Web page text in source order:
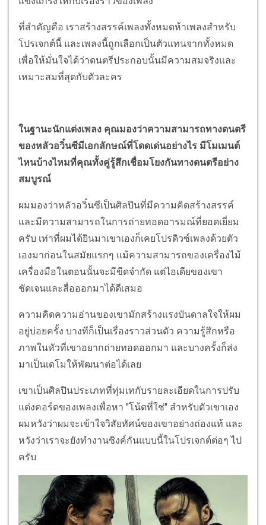
ที่สำคัญคือ เราสร้างสรรค์เพลงทั้งหมดห้าเพลงสำหรับ
โปรเจกต์นี้ และเพลงนี้ถูกเลือกเป็นตัวแทนจากทั้งหมด
เพื่อให้มั่นใจได้ว่าดนตรีประกอบนั้นมีความสมจริงและ
เหมาะสมที่สุดกับตัวละคร
ในฐานะนักแต่งเพลง คุณมองว่าความสามารถทางดนตรี
ของหลัวอวิ๋นซีมีเอกลักษณ์ที่โดดเด่นอย่างไร มีโมเมนต์
ไหนบ้างไหมที่คุณทั้งคู่รู้สึกเชื่อมโยงกันทางดนตรีอย่าง
สมบูรณ์
ผมมองว่าหลัวอวิ๋นซีเป็นศิลปินที่มีความคิดสร้างสรรค์
และมีความสามารถในการถ่ายทอดอารมณ์ที่ยอดเยี่ยม
ครับ เท่าที่ผมได้ยินมาเขาเองก็เคยโปรดิวซ์เพลงด้วยตัว
เองมาก่อนในสมัยแรกๆ แม้ความสามารถของเครื่องไม้
เครื่องมือในตอนนั้นจะมีขีดจำกัด แต่ไอเดียของเขา
ชัดเจนและสื่อออกมาได้ดีเสมอ
ความคิดความอ่านของเขามักสร้างแรงบันดาลใจให้ผม
อยู่บ่อยครั้ง บางทีก็เป็นเรื่องราวส่วนตัว ความรู้สึกหรือ
ภาพในหัวที่เขาอยากถ่ายทอดออกมา และบางครั้งก็ส่ง
มาเป็นเดโมให้พัฒนาต่อได้เลย
เขาเป็นศิลปินประเภทที่ทุ่มเทกับรายละเอียดในการปรับ
แต่งคอร์ดของเพลงเพื่อหา "โน้ตที่ใช่" สำหรับตัวเขาเอง
ผมหวังว่าผมจะเข้าใจวิสัยทัศน์ของเขาอย่างถ่องแท้ และ
หวังว่าเราจะยังทำงานซิงค์กันแบบนี้ในโปรเจกต์ต่อๆ ไป
ครับ